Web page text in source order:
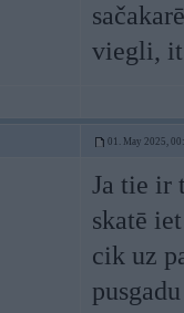
viegli, it
01. May 2025,
Ja tie ir
skatē
cik uz